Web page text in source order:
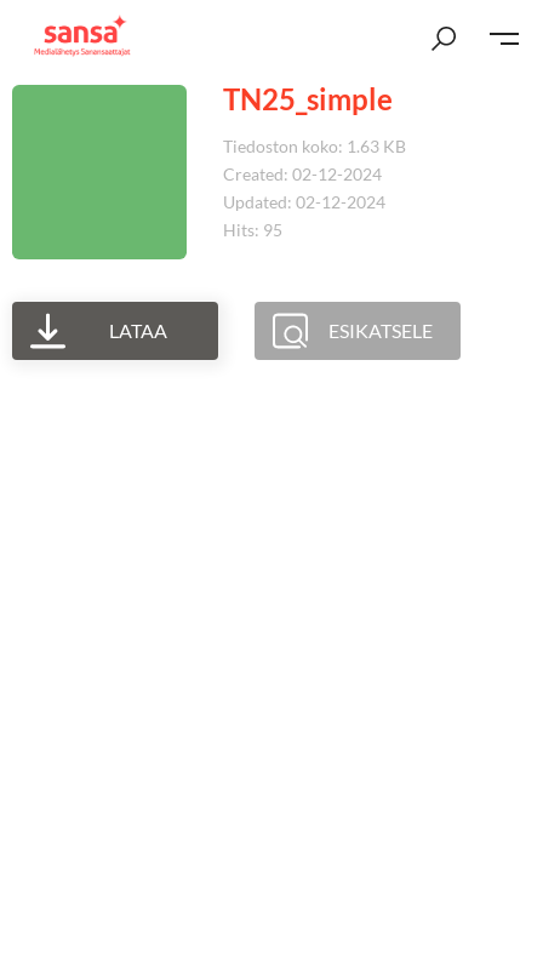
TN25_simple
Tiedoston koko: 1.63 KB
Created: 02-12-2024
Updated: 02-12-2024
Hits: 95
LATAA ESIKATSELE